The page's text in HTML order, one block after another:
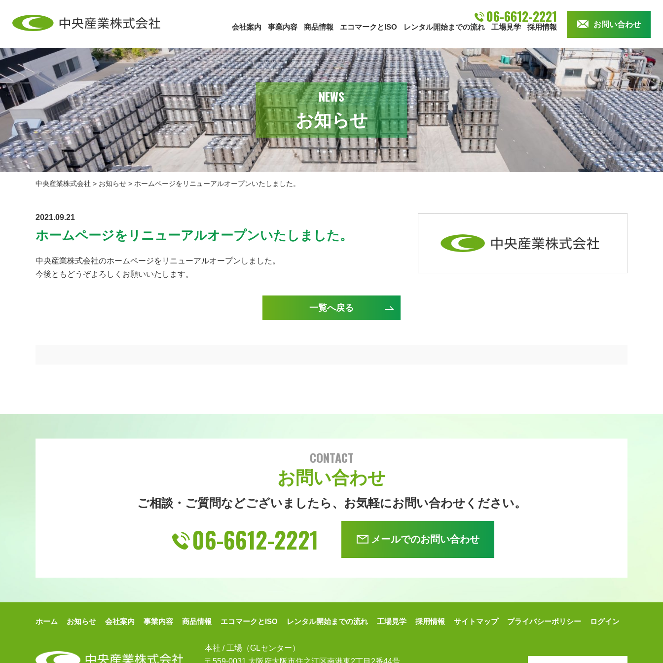
お問い合わせ
06-6612-2221
会社案内 事業内容 商品情報 エコマークとISO レンタル開始までの流れ 工場見学 採用情報
NEWS
お知らせ
中央産業株式会社 > お知らせ > ホームページをリニューアルオープンいたしました。
2021.09.21
ホームページをリニューアルオープンいたしました。
中央産業株式会社のホームページをリニューアルオープンしました。
今後ともどうぞよろしくお願いいたします。
一覧へ戻る
CONTACT
お問い合わせ
ご相談・ご質問などございましたら、 お気軽にお問い合わせください。
06-6612-2221 メールでのお問い合わせ
ホーム お知らせ 会社案内 事業内容 商品情報 エコマークとISO レンタル開始までの流れ 工場見学 採用情報 サイトマップ プライバシーポリシー ログイン
本社 / 工場（GLセンター）
〒559-0031 大阪府大阪市住之江区南港東2丁目2番44号